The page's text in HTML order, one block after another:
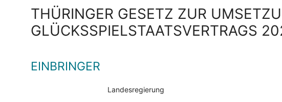
THÜRINGER GESETZ ZUR
GLÜCKSSPIELSTAATSVERTRAGS
EINBRINGER
Landesregierung